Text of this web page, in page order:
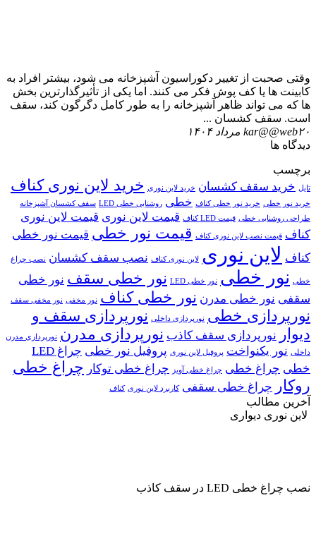
وقتی صحبت از تغییر دکوراسیون آشپزخانه می شود، بیشتر افراد به
کابینت ها یا کف پوش فکر می کنند. اما یکی از تأثیرگذارترین بخش
ها که می تواند ظاهر آشپزخانه را به طور کامل دگرگون کند، سقف
است. سقف کشسان ...
kar@@web۲۰ مرداد ۱۴۰۴
دیدگاه ها
برچسب
تایل خرید سقف کشسان خرید لاین نوری خرید لاین نوری کناف
خرید نور خطی خرید نور خطی کناف خطی روشنایی خطی LED
سقف کشسان آشپزخانه
طراحی روشنایی خطی قیمت LED کناف قیمت لاین نوری قیمت لاین نوری
کناف قیمت نصب لاین نوری کناف قیمت نور خطی قیمت نور خطی
کناف لاین نوری لاین نوری کناف نصب سقف کشسان نصب چراغ
خطی نور خطی نور خطی LED نور خطی سقف نور خطی
سقفی نور خطی مدرن نور خطی کناف نور مخفی نور مخفی سقف
نورپردازی خطی نورپردازی داخلی نورپردازی سقف و
دیوار
نورپردازی سقف کاذب نورپردازی مدرن نورپردازی مدرن
داخلی نور یکنواخت پروفیل لاین نوری پروفیل نور خطی
چراغ LED
خطی چراغ خطی چراغ خطی آویز چراغ خطی توکار چراغ خطی
روکار
چراغ خطی سقفی کاربرد لاین نوری کناف
آخرین مطالب
لاین نوری دیواری
نصب چراغ خطی LED در سقف کاذب